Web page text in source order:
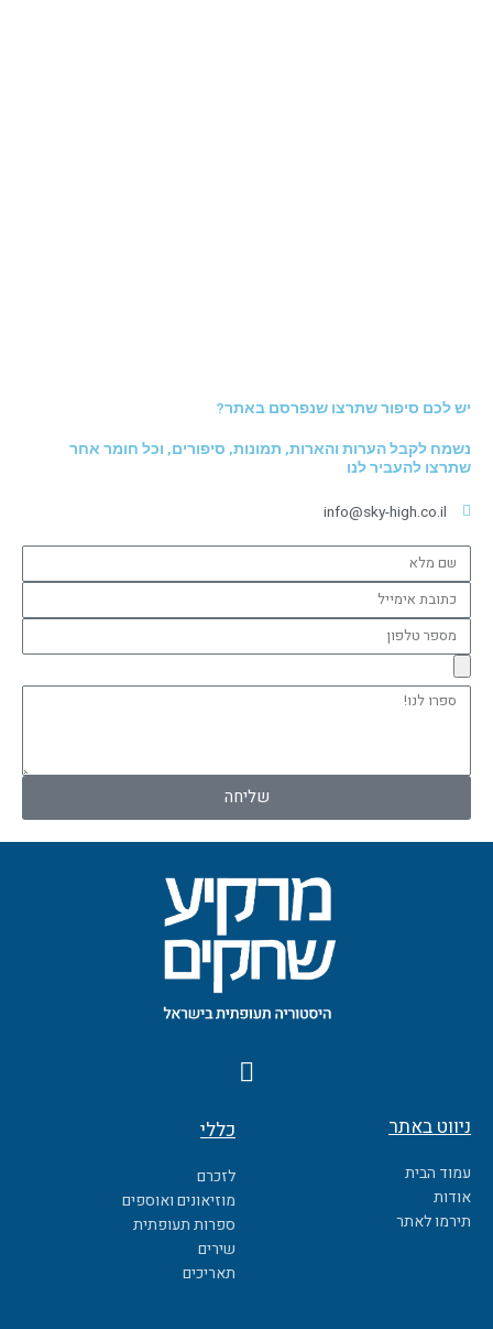
יש לכם סיפור שתרצו שנפרסם באתר?
נשמח לקבל הערות והארות, תמונות, סיפורים, וכל חומר אחר
שתרצו להעביר לנו
info@sky-high.co.il
שם
מלא
כתובת
אימייל
מספר
טלפון
ספרו
שליחה
F
a
e
b
o
o
k
ניווט באתר
עמוד הבית
אודות
תירמו לאתר
כללי
לזכרם
מוזיאונים ואוספים
ספרות תעופתית
שירים
תאריכים